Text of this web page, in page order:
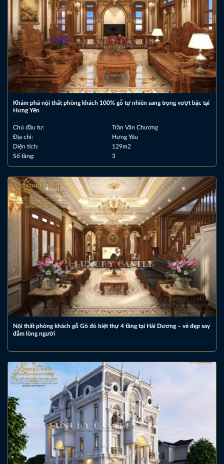
Khám phá nội thất phòng khách 100% gỗ tự nhiên sang trọng vượt bậc tại
Hưng Yên
Chủ đầu tư:
Trần Văn Chương
Địa chỉ:
Hưng Yêu
Diện tích:
129m2
Số tầng:
3
Nội thất phòng khách gỗ Gõ đỏ biệt thự 4 tầng tại Hải Dương – vẻ đẹp say
đắm lòng người